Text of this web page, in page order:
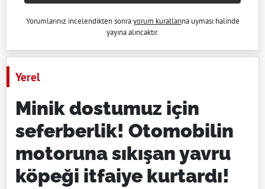
Yorumlarınız incelendikten sonrayorum kurallarına uyması halinde
yayına alıncaktır.
Yerel
Minik dostumuz için
seferberlik! Otomobilin
motoruna sıkışan yavru
köpeği itfaiye kurtardı!